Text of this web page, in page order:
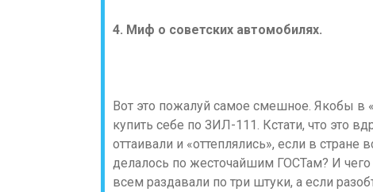
4. Миф о советских автомобилях.
Вот это пожалуй самое смешное. Якобы в
купить себе по ЗИЛ-111. Кстати, что это
оттаивали и «оттеплялись», если в
делалось по жесточайшим ГОСТам? И
всем раздавали по три штуки, а если